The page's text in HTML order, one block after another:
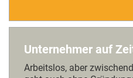
Unternehmer auf
Arbeitslos, aber